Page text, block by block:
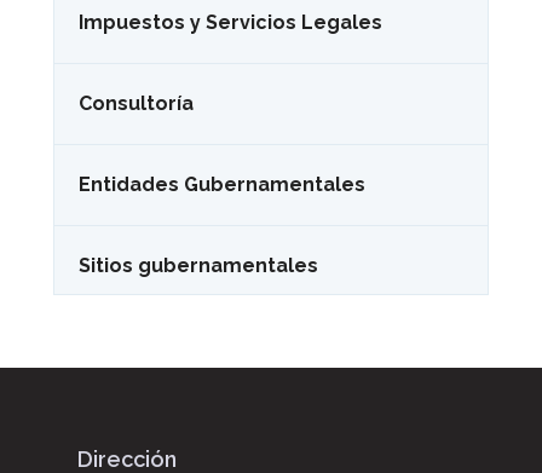
Impuestos y Servicios Legales
Consultoría
Entidades Gubernamentales
Sitios gubernamentales
Dirección